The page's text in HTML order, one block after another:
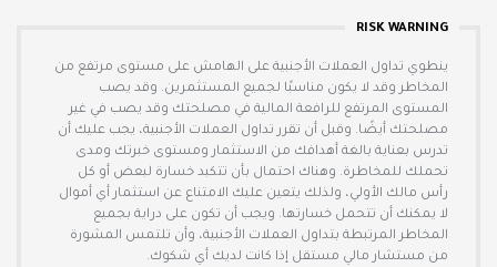
RISK WARNING
ينطوي تداول العملات الأجنبية على الهامش على مستوى مرتفع من
المخاطر وقد لا يكون مناسبًا لجميع المستثمرين. وقد يصب
المستوى المرتفع للرافعة المالية في مصلحتك وقد يصب في غير
مصلحتك أيضًا. وقبل أن تقرر تداول العملات الأجنبية، يجب عليك أن
تدرس بعناية بالغة أهدافك من الاستثمار ومستوى خبرتك ومدى
تحملك للمخاطرة. وهناك احتمال بأن تتكبد خسارة لبعض أو كل
رأس مالك الأولي، ولذلك يتعين عليك الامتناع عن استثمار أي أموال
لا يمكنك أن تتحمل خسارتها. ويجب أن تكون على دراية بجميع
المخاطر المرتبطة بتداول العملات الأجنبية، وأن تلتمس المشورة
من مستشار مالي مستقل إذا كانت لديك أي شكوك.